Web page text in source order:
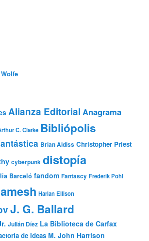
Alianza Editorial Anagrama
C. Clarke Bibliópolis
Brian Aldiss Christopher Priest
cyberpunk distopía
Barceló fandom Fantascy Frederik Pohl
Harlan Ellison
J. G. Ballard
Julián Díez La Biblioteca de Carfax
de Ideas M. John Harrison